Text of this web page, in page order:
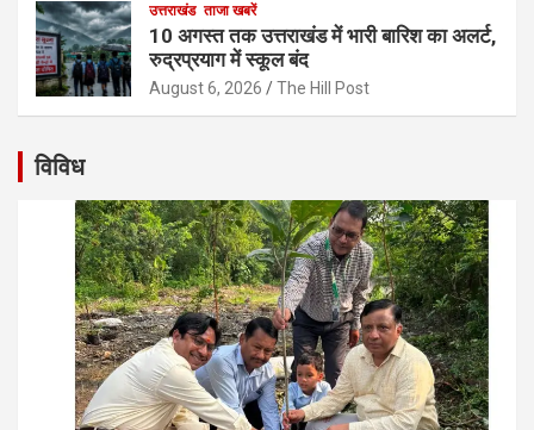
उत्तराखंड ताजा खबरें
10 अगस्त तक उत्तराखंड में भारी बारिश का अलर्ट,
रुद्रप्रयाग में स्कूल बंद
August 6, 2026 The Hill Post
विविध